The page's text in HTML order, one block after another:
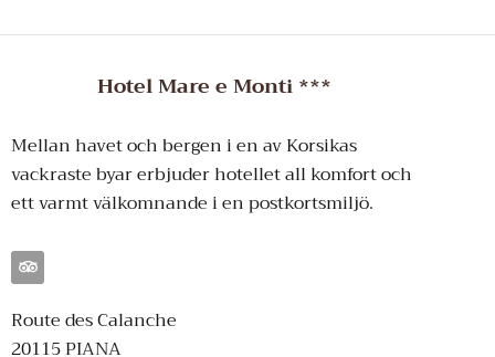
Hotel Mare e Monti ***
Mellan havet och bergen i en av Korsikas
vackraste byar erbjuder hotellet all komfort och
ett varmt välkomnande i en postkortsmiljö.
Route des Calanche
20115 PIANA